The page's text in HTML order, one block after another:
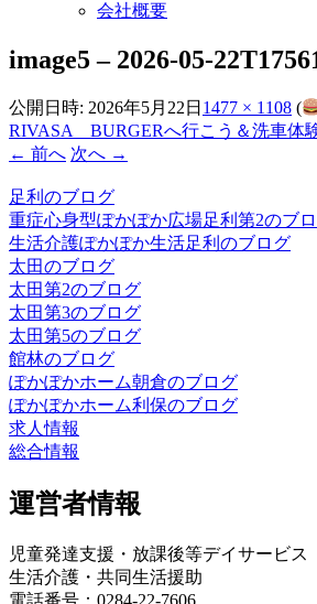
会社概要
image5 – 2026-05-
公開日時: 2026年5月22日 1477 × 1108 (
RIVASA BURGERへ行こう＆洗車体
← 前へ 次へ →
足利のブログ
重症心身型ぽかぽか広場足利第2のブ
生活介護ぽかぽか生活足利のブログ
太田のブログ
太田第2のブログ
太田第3のブログ
太田第5のブログ
館林のブログ
ぽかぽかホーム朝倉のブログ
ぽかぽかホーム利保のブログ
求人情報
総合情報
運営者情報
児童発達支援・放課後等デイサービス
生活介護・共同生活援助
電話番号：0284-22-7606